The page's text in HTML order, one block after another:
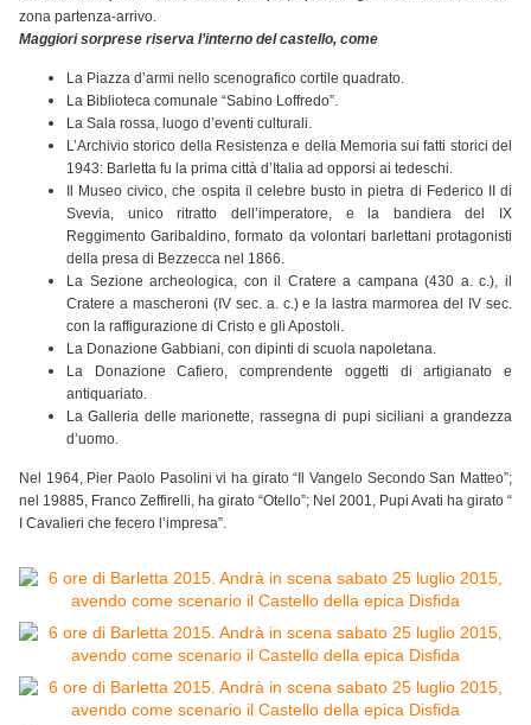
zona partenza-arrivo.
Maggiori sorprese riserva l’interno del castello, come
La Piazza d’armi nello scenografico cortile quadrato.
La Biblioteca comunale “Sabino Loffredo”.
La Sala rossa, luogo d’eventi culturali.
L’Archivio storico della Resistenza e della Memoria sui fatti storici del
1943: Barletta fu la prima città d’Italia ad opporsi ai tedeschi.
Il Museo civico, che ospita il celebre busto in pietra di Federico II di
Svevia, unico ritratto dell’imperatore, e la bandiera del IX
Reggimento Garibaldino, formato da volontari barlettani protagonisti
della presa di Bezzecca nel 1866.
La Sezione archeologica, con il Cratere a campana (430 a. c.), il
Cratere a mascheroni (IV sec. a. c.) e la lastra marmorea del IV sec.
con la raffigurazione di Cristo e gli Apostoli.
La Donazione Gabbiani, con dipinti di scuola napoletana.
La Donazione Cafiero, comprendente oggetti di artigianato e
antiquariato.
La Galleria delle marionette, rassegna di pupi siciliani a grandezza
d’uomo.
Nel 1964, Pier Paolo Pasolini vi ha girato “Il Vangelo Secondo San Matteo”;
nel 19885, Franco Zeffirelli, ha girato “Otello”; Nel 2001, Pupi Avati ha girato “
I Cavalieri che fecero l’impresa”.